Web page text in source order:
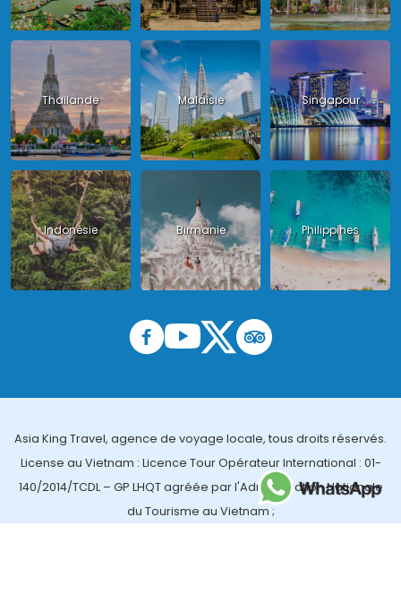
Thailande Malaisie Singapour
Indonésie Birmanie Philippines
Asia King Travel, agence de voyage locale, tous droits réservés.
License au Vietnam : Licence Tour Opérateur International : 01-
140/2014/TCDL – GP LHQT agréée par l'Administration Nationale
du Tourisme au Vietnam ;